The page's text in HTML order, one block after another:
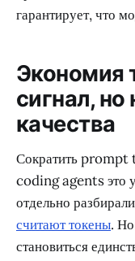
гарантирует, что
Экономия
сигнал, но
качества
Сократить prompt
coding agents это
отдельно
считают токены.
становиться